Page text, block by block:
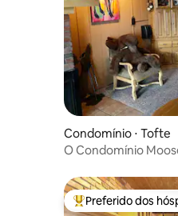
Condomínio ⋅ Tofte
O Condomínio
Entre os melhores
Preferido dos